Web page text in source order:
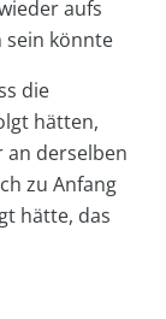
aufs
sein könnte
die
hätten,
an derselben
zu Anfang
hätte, das